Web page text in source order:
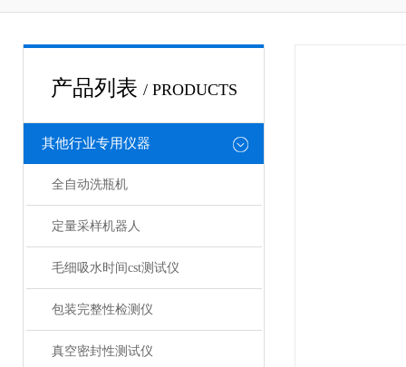
产品列表 / PRODUCTS
其他行业专用仪器
全自动洗瓶机
定量采样机器人
毛细吸水时间cst测试仪
包装完整性检测仪
真空密封性测试仪